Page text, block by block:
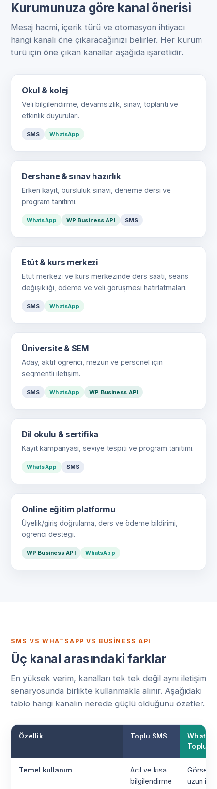
Kurumunuza göre kanal önerisi
Mesaj hacmi, içerik türü ve otomasyon ihtiyacı
hangi kanalı öne çıkaracağınızı belirler. Her kurum
türü için öne çıkan kanallar aşağıda işaretlidir.
Okul & kolej
Veli bilgilendirme, devamsızlık, sınav, toplantı ve
etkinlik duyuruları.
SMS WhatsApp
Dershane & sınav hazırlık
Erken kayıt, bursluluk sınavı, deneme dersi ve
program tanıtımı.
WhatsApp WP Business API SMS
Etüt & kurs merkezi
Etüt merkezi ve kurs merkezinde ders saati, seans
değişikliği, ödeme ve veli görüşmesi hatırlatmaları.
SMS WhatsApp
Üniversite & SEM
Aday, aktif öğrenci, mezun ve personel için
segmentli iletişim.
SMS WhatsApp WP Business API
Dil okulu & sertifika
Kayıt kampanyası, seviye tespiti ve program tanıtımı.
WhatsApp SMS
Online eğitim platformu
Üyelik/giriş doğrulama, ders ve ödeme bildirimi,
öğrenci desteği.
WP Business API WhatsApp
SMS VS WHATSAPP VS BUSINESS API
Üç kanal arasındaki farklar
En yüksek verim, kanalları tek tek değil aynı iletişim
senaryosunda birlikte kullanmakla alınır. Aşağıdaki
tablo hangi kanalın nerede güçlü olduğunu özetler.
Özellik Toplu SMS
Toplu
Temel kullanım
Acil ve kısa
bilgilendirme
Görsel,
uzun